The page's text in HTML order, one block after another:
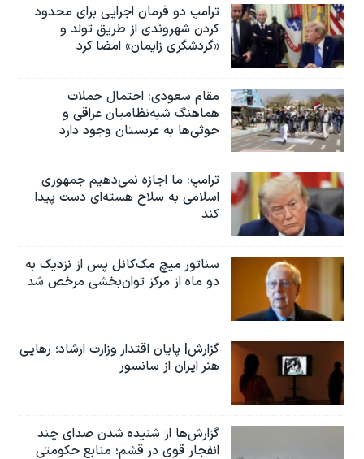
ترامپ دو فرمان اجرایی برای محدود
کردن شهروندی از طریق تولد و
«گردشگری زایمان» امضا کرد
مقام سعودی: احتمال حملات
هماهنگ شبه‌نظامیان عراقی و
حوثی‌ها به عربستان وجود دارد
ترامپ: ما اجازه نمی‌دهیم جمهوری
اسلامی به سلاح هسته‌ای دست پیدا
کند
سناتور میچ مک‌کانل پس از نزدیک به
دو ماه از مرکز توان‌بخشی مرخص شد
گزارش| پایان اقتدار وزارت ارشاد؛ رهایی
هنر ایران از سانسور
گزارش‌ها از شنیده شدن صدای چند
انفجار قوی در قشم؛ منابع حکومتی